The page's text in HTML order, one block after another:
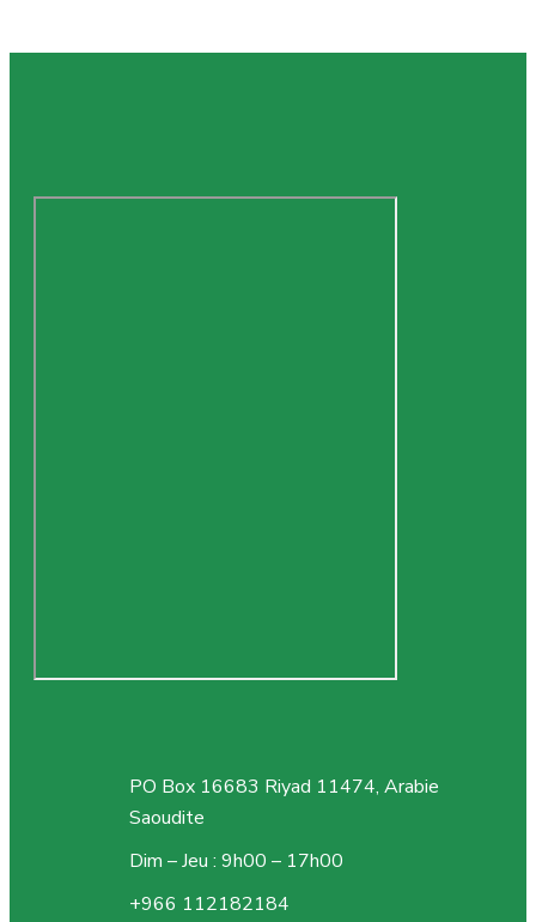
PO Box 16683 Riyad 11474, Arabie
Saoudite
Dim – Jeu : 9h00 – 17h00
+966 112182184